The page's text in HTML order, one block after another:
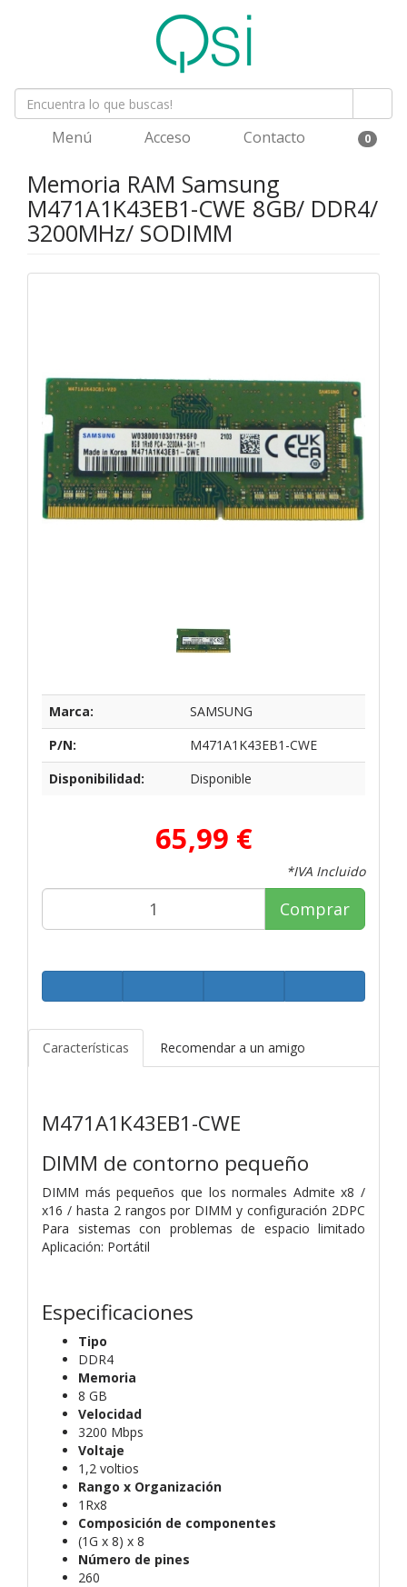
Menú Acceso Contacto 0
Memoria RAM Samsung
M471A1K43EB1-CWE 8GB/ DDR4/
3200MHz/ SODIMM
Marca:
SAMSUNG
P/N:
M471A1K43EB1-CWE
Disponibilidad:
Disponible
65,99 €
*IVA Incluido
Comprar
Características Recomendar a un amigo
M471A1K43EB1-CWE
DIMM de contorno pequeño
DIMM más pequeños que los normales Admite x8 /
x16 / hasta 2 rangos por DIMM y configuración 2DPC
Para sistemas con problemas de espacio limitado
Aplicación: Portátil
Especificaciones
Tipo
DDR4
Memoria
8 GB
Velocidad
3200 Mbps
Voltaje
1,2 voltios
Rango x Organización
1Rx8
Composición de componentes
(1G x 8) x 8
Número de pines
260